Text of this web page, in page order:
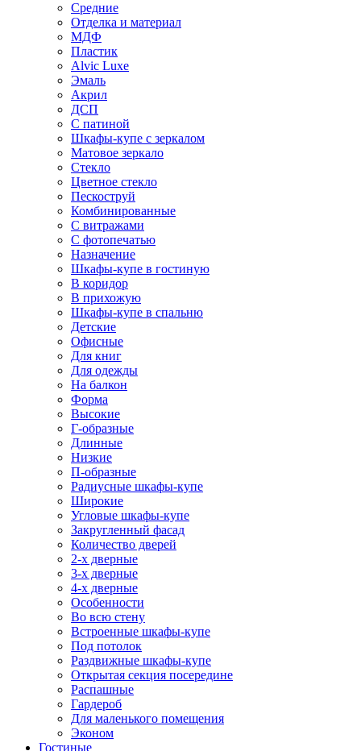
Средние
Отделка и материал
МДФ
Пластик
Alvic Luxe
Эмаль
Акрил
ДСП
С патиной
Шкафы-купе с зеркалом
Матовое зеркало
Стекло
Цветное стекло
Пескоструй
Комбинированные
С витражами
С фотопечатью
Назначение
Шкафы-купе в гостиную
В коридор
В прихожую
Шкафы-купе в спальню
Детские
Офисные
Для книг
Для одежды
На балкон
Форма
Высокие
Г-образные
Длинные
Низкие
П-образные
Радиусные шкафы-купе
Широкие
Угловые шкафы-купе
Закругленный фасад
Количество дверей
2-х дверные
3-х дверные
4-х дверные
Особенности
Во всю стену
Встроенные шкафы-купе
Под потолок
Раздвижные шкафы-купе
Открытая секция посередине
Распашные
Гардероб
Для маленького помещения
Эконом
Гостиные